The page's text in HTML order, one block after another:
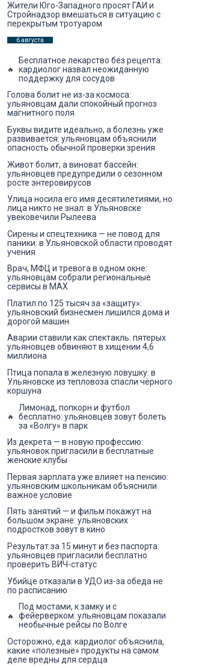
Жители Юго-Западного просят ГАИ и
Стройнадзор вмешаться в ситуацию с
перекрытым тротуаром
6 августа
Бесплатное лекарство без рецепта:
кардиолог назвал неожиданную
поддержку для сосудов
Голова болит не из-за космоса:
ульяновцам дали спокойный прогноз
магнитного поля
Буквы видите идеально, а болезнь уже
развивается: ульяновцам объяснили
опасность обычной проверки зрения
Живот болит, а виноват бассейн:
ульяновцев предупредили о сезонном
росте энтеровирусов
Улица носила его имя десятилетиями, но
лица никто не знал: в Ульяновске
увековечили Рылеева
Сирены и спецтехника — не повод для
паники: в Ульяновской области проводят
учения
Врач, МФЦ и тревога в одном окне:
ульяновцам собрали региональные
сервисы в MAX
Платил по 125 тысяч за «защиту»:
ульяновский бизнесмен лишился дома и
дорогой машин
Аварии ставили как спектакль: пятерых
ульяновцев обвиняют в хищении 4,6
миллиона
Птица попала в железную ловушку: в
Ульяновске из тепловоза спасли чёрного
коршуна
Лимонад, попкорн и футбол
бесплатно: ульяновцев зовут болеть
за «Волгу» в парк
Из декрета — в новую профессию:
ульяновок пригласили в бесплатные
женские клубы
Первая зарплата уже влияет на пенсию:
ульяновским школьникам объяснили
важное условие
Пять занятий — и фильм покажут на
большом экране: ульяновских
подростков зовут в кино
Результат за 15 минут и без паспорта:
ульяновцев пригласили бесплатно
проверить ВИЧ-статус
Убийце отказали в УДО из-за обеда не
по расписанию
Под мостами, к замку и с
фейерверком: ульяновцам показали
необычные рейсы по Волге
Осторожно, еда: кардиолог объяснила,
какие «полезные» продукты на самом
деле вредны для сердца